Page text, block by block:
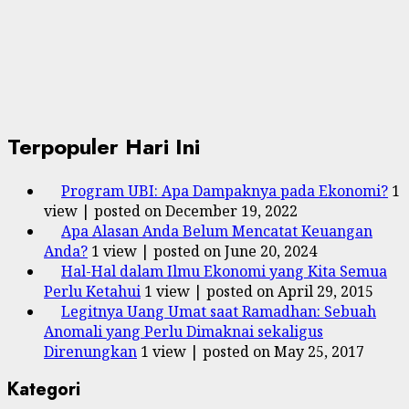
Terpopuler Hari Ini
Program UBI: Apa Dampaknya pada Ekonomi? 1
view | posted on December 19, 2022
Apa Alasan Anda Belum Mencatat Keuangan
Anda? 1 view | posted on June 20, 2024
Hal-Hal dalam Ilmu Ekonomi yang Kita Semua
Perlu Ketahui 1 view | posted on April 29, 2015
Legitnya Uang Umat saat Ramadhan: Sebuah
Anomali yang Perlu Dimaknai sekaligus
Direnungkan 1 view | posted on May 25, 2017
Kategori